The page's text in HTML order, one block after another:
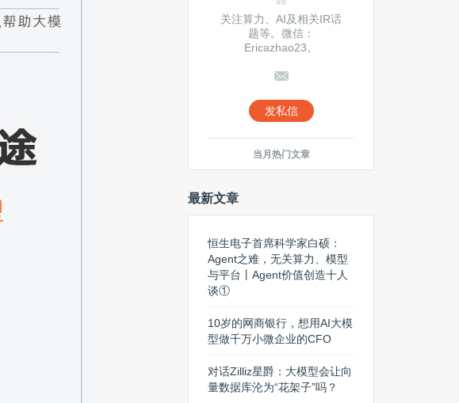
关注算力、AI及相关IR话
题等。微信：
Ericazhao23。
发私信
当月热门文章
最新文章
恒生电子首席科学家白硕：
Agent之难，无关算力、模型
与平台丨Agent价值创造十人
谈①
10岁的网商银行，想用AI大模
型做千万小微企业的CFO
对话Zilliz星爵：大模型会让向
量数据库沦为“花架子”吗？